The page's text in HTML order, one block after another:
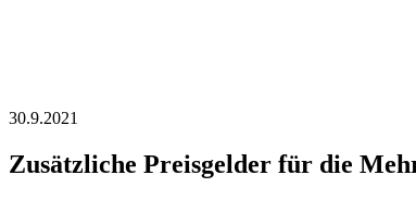
30.9.2021
Zusätzliche Preisgelder für die